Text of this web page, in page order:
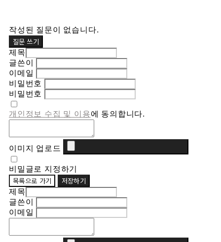
작성된 질문이 없습니다.
질문 쓰기
제목
글쓴이
이메일
비밀번호
비밀번호
개인정보 수집 및 이용에 동의합니다.
이미지 업로드
비밀글로 지정하기
목록으로 가기 저장하기
제목
글쓴이
이메일